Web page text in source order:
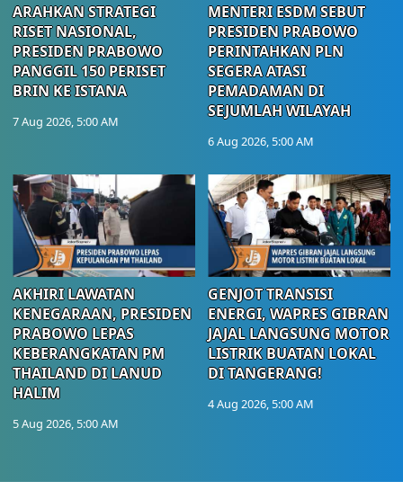
ARAHKAN STRATEGI
RISET NASIONAL,
PRESIDEN PRABOWO
PANGGIL 150 PERISET
BRIN KE ISTANA
7 Aug 2026, 5:00 AM
MENTERI ESDM SEBUT
PRESIDEN PRABOWO
PERINTAHKAN PLN
SEGERA ATASI
PEMADAMAN DI
SEJUMLAH WILAYAH
6 Aug 2026, 5:00 AM
AKHIRI LAWATAN
KENEGARAAN, PRESIDEN
PRABOWO LEPAS
KEBERANGKATAN PM
THAILAND DI LANUD
HALIM
5 Aug 2026, 5:00 AM
GENJOT TRANSISI
ENERGI, WAPRES GIBRAN
JAJAL LANGSUNG MOTOR
LISTRIK BUATAN LOKAL
DI TANGERANG!
4 Aug 2026, 5:00 AM